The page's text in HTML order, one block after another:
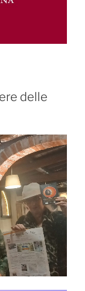
delle